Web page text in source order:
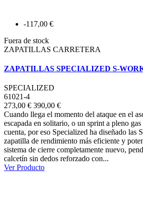
-117,00 €
Fuera de stock
ZAPATILLAS CARRETERA
ZAPATILLAS SPECIALIZED S-
SPECIALIZED
61021-4
273,00 € 390,00 €
Cuando llega el momento del ataque en el
escapada en solitario, o un sprint a pleno
cuenta, por eso Specialized ha diseñado las
zapatilla de rendimiento más eficiente y
sistema de cierre completamente nuevo,
calcetín sin dedos reforzado con...
Ver Producto